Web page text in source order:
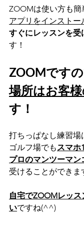
ZOOMは使い方も簡
アプリをインストー
すぐにレッスンを受
す！
ZOOMですの
場所はお客
す！
打ちっぱなし練習場
ゴルフ場でもスマホ
プロのマンツーマ
受けることができま
自宅でZOOMレッ
いですね(^^)